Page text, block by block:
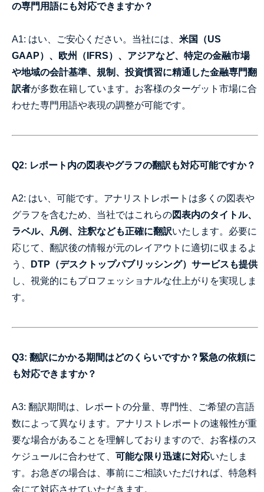
の専門用語にも対応できますか？
A1: はい、ご安心ください。当社には、 米国（US
GAAP）、欧州（IFRS）、アジアなど、特定の金融市場
や地域の会計基準、規制、投資慣習に精通した金融専門翻
訳者が多数在籍しています。お客様のターゲット市場に合
わせた専門用語や表現の調整が可能です。
Q2: レポート内の図表やグラフの翻訳も対応可能ですか？
A2: はい、可能です。アナリストレポートは多くの図表や
グラフを含むため、当社ではこれらの図表内のタイトル、
ラベル、凡例、注釈なども正確に翻訳いたします。必要に
応じて、翻訳後の情報が元のレイアウトに適切に収まるよ
う、
DTP（デスクトップパブリッシング）サービスも提供
し、視覚的にもプロフェッショナルな仕上がりを実現しま
す。
Q3: 翻訳にかかる期間はどのくらいですか？緊急の依頼に
も対応できますか？
A3: 翻訳期間は、レポートの分量、専門性、ご希望の言語
数によって異なります。アナリストレポートの速報性が重
要な場合があることを理解しておりますので、お客様のス
ケジュールに合わせて、 可能な限り迅速に対応いたしま
す。お急ぎの場合は、事前にご相談いただければ、特急料
金にて対応させていただきます。